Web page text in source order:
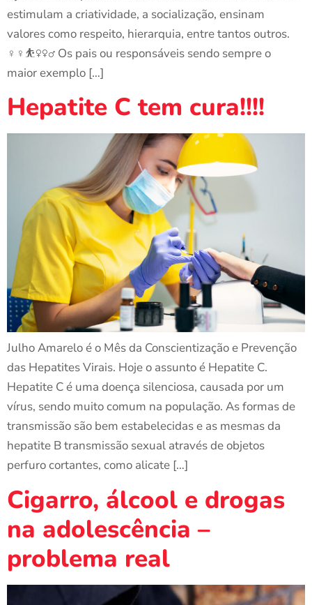
estimulam a criatividade, a socialização, ensinam
valores como respeito, hierarquia, entre tantos outros.
‍♀️‍♀️⛹️‍♀️‍♀️‍♂️ Os pais ou responsáveis sendo sempre o
maior exemplo […]
Hepatite C tem cura!!!!
Julho Amarelo é o Mês da Conscientização e Prevenção
das Hepatites Virais. Hoje o assunto é Hepatite C.
Hepatite C é uma doença silenciosa, causada por um
vírus, sendo muito comum na população. As formas de
transmissão são bem estabelecidas e as mesmas da
hepatite B transmissão sexual através de objetos
perfuro cortantes, como alicate […]
Cigarro, álcool e drogas
na adolescência –
problema real